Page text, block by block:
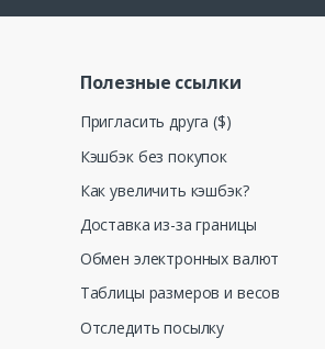
Полезные ссылки
Пригласить друга ($)
Кэшбэк без покупок
Как увеличить кэшбэк?
Доставка из-за границы
Обмен электронных валют
Таблицы размеров и весов
Отследить посылку